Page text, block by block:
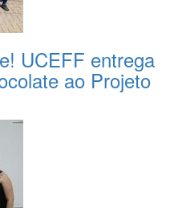
UCEFF entrega
ao Projeto